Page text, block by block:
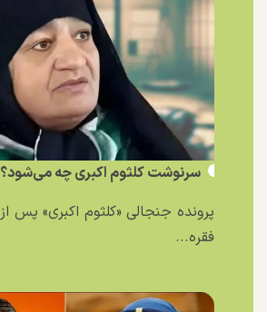
سرنوشت کلثوم اکبری چه می‌شود؟
فقره...